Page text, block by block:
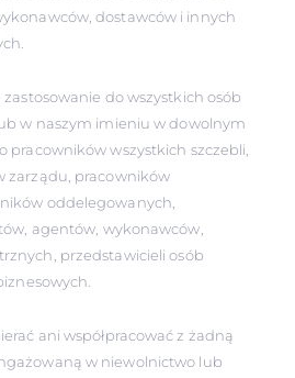
dostawców i innych
do wszystkich osób
w naszym imieniu w dowolnym
pracowników wszystkich szczebli,
zarządu, pracowników
oddelegowanych,
agentów, wykonawców,
przedstawicieli osób
ani współpracować z żadną
w niewolnictwo lub